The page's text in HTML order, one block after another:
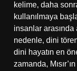
kelime, daha
kullanılmaya
insanlar
nedenle, dini
dini hayatın en
zamanda,